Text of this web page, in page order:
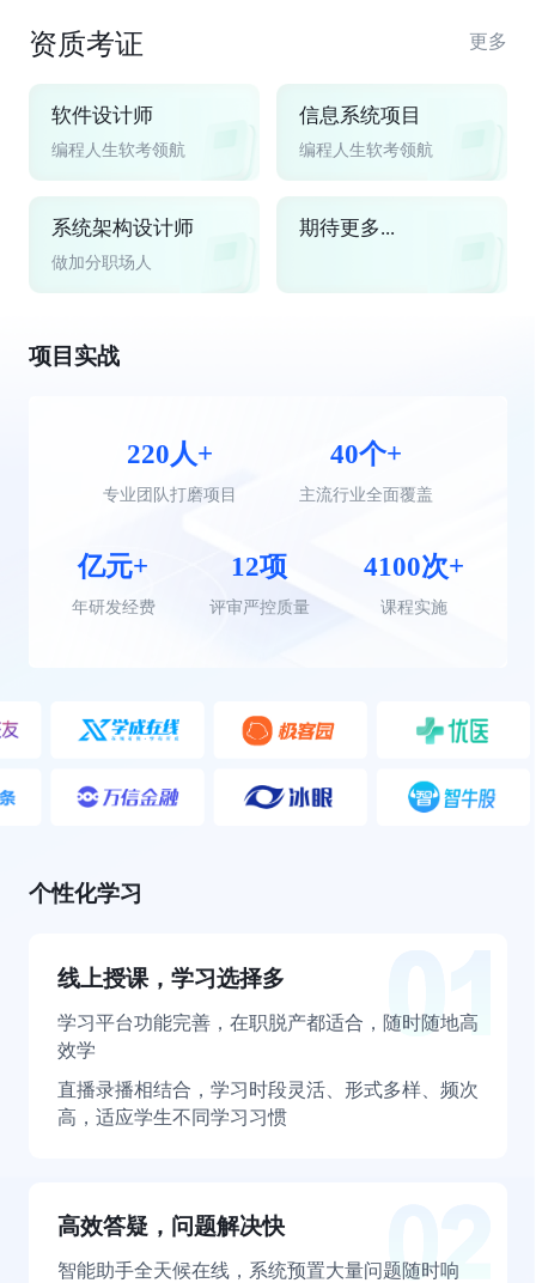
资质考证 更多
软件设计师
编程人生软考领航
信息系统项目
编程人生软考领航
系统架构设计师
做加分职场人
期待更多...
项目实战
220人+
专业团队打磨项目
40个+
主流行业全面覆盖
亿元+
年研发经费
12项
评审严控质量
4100次+
课程实施
个性化学习
线上授课，学习选择多
学习平台功能完善，在职脱产都适合，随时随地高
效学
直播录播相结合，学习时段灵活、形式多样、频次
高，适应学生不同学习习惯
高效答疑，问题解决快
智能助手全天候在线，系统预置大量问题随时响